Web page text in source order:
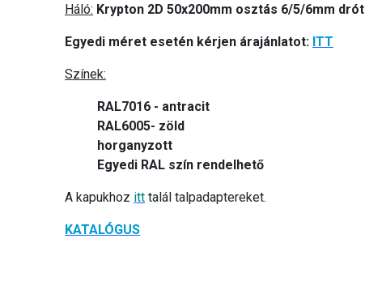
Háló: Krypton 2D 50x200mm osztás 6/5/6mm drót
Egyedi méret esetén kérjen árajánlatot: ITT
Színek:
RAL7016 - antracit
RAL6005- zöld
horganyzott
Egyedi RAL szín rendelhető
A kapukhoz itt talál talpadaptereket.
KATALÓGUS